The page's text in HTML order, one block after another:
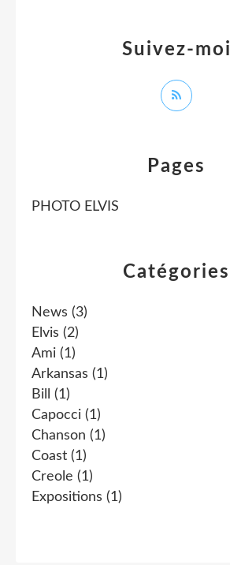
Catégories
News (3)
Elvis (2)
Ami (1)
Arkansas (1)
Bill
(1)
Capocci (1)
Chanson (1)
Coast (1)
Creole (1)
Expositions (1)
Pages
PHOTO ELVIS
Suivez-moi